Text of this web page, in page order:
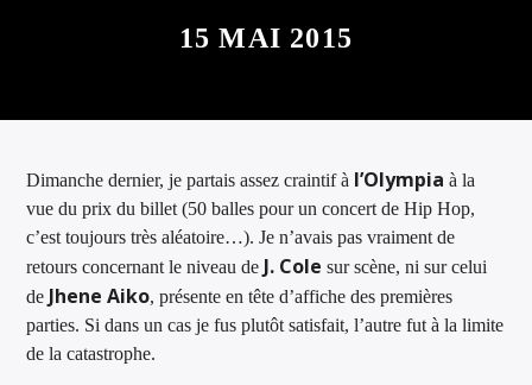
15 MAI 2015
Dimanche dernier, je partais assez craintif à l’Olympia à la
vue du prix du billet (50 balles pour un concert de Hip Hop,
c’est toujours très aléatoire…). Je n’avais pas vraiment de
retours concernant le niveau de J. Cole sur scène, ni sur celui
de Jhene Aiko, présente en tête d’affiche des premières
parties. Si dans un cas je fus plutôt satisfait, l’autre fut à la limite
de la catastrophe.